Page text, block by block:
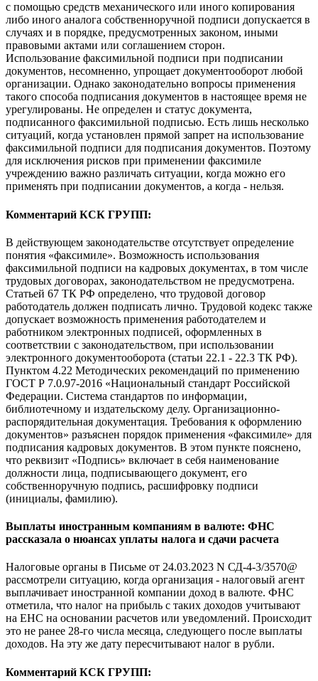
с помощью средств механического или иного копирования
либо иного аналога собственноручной подписи допускается в
случаях и в порядке, предусмотренных законом, иными
правовыми актами или соглашением сторон.
Использование факсимильной подписи при подписании
документов, несомненно, упрощает документооборот любой
организации. Однако законодательно вопросы применения
такого способа подписания документов в настоящее время не
урегулированы. Не определен и статус документа,
подписанного факсимильной подписью. Есть лишь несколько
ситуаций, когда установлен прямой запрет на использование
факсимильной подписи для подписания документов. Поэтому
для исключения рисков при применении факсимиле
учреждению важно различать ситуации, когда можно его
применять при подписании документов, а когда - нельзя.
Комментарий КСК ГРУПП:
В действующем законодательстве отсутствует определение
понятия «факсимиле». Возможность использования
факсимильной подписи на кадровых документах, в том числе
трудовых договорах, законодательством не предусмотрена.
Статьей 67 ТК РФ определено, что трудовой договор
работодатель должен подписать лично. Трудовой кодекс также
допускает возможность применения работодателем и
работником электронных подписей, оформленных в
соответствии с законодательством, при использовании
электронного документооборота (статьи 22.1 - 22.3 ТК РФ).
Пунктом 4.22 Методических рекомендаций по применению
ГОСТ Р 7.0.97-2016 «Национальный стандарт Российской
Федерации. Система стандартов по информации,
библиотечному и издательскому делу. Организационно-
распорядительная документация. Требования к оформлению
документов» разъяснен порядок применения «факсимиле» для
подписания кадровых документов. В этом пункте пояснено,
что реквизит «Подпись» включает в себя наименование
должности лица, подписывающего документ, его
собственноручную подпись, расшифровку подписи
(инициалы, фамилию).
Выплаты иностранным компаниям в валюте: ФНС
рассказала о нюансах уплаты налога и сдачи расчета
Налоговые органы в Письме от 24.03.2023 N СД-4-3/3570@
рассмотрели ситуацию, когда организация - налоговый агент
выплачивает иностранной компании доход в валюте. ФНС
отметила, что налог на прибыль с таких доходов учитывают
на ЕНС на основании расчетов или уведомлений. Происходит
это не ранее 28-го числа месяца, следующего после выплаты
доходов. На эту же дату пересчитывают налог в рубли.
Комментарий КСК ГРУПП: